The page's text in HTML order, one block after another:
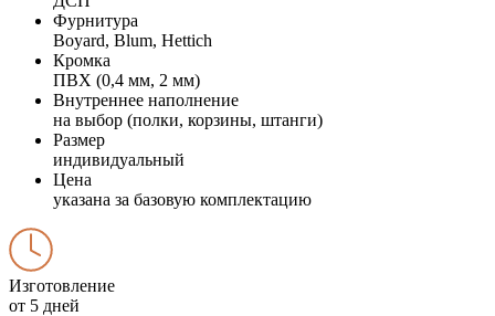
Фурнитура
Boyard, Blum, Hettich
Кромка
ПВХ (0,4 мм, 2 мм)
Внутреннее наполнение
на выбор (полки, корзины, штанги)
Размер
индивидуальный
Цена
указана за базовую комплектацию
Изготовление
от 5 дней